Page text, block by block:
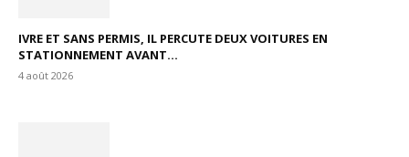
IVRE ET SANS PERMIS, IL PERCUTE DEUX VOITURES EN
STATIONNEMENT AVANT...
4 août 2026